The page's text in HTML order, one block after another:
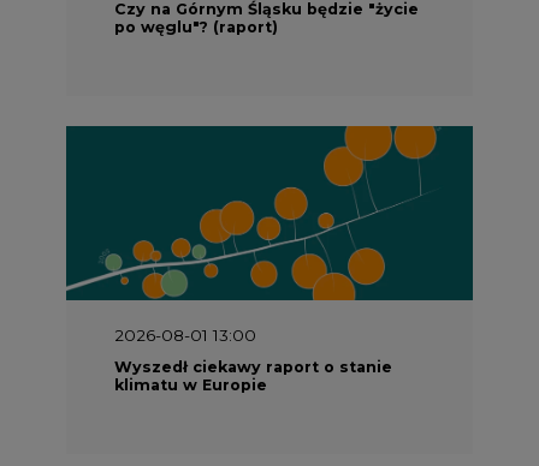
Czy na Górnym Śląsku będzie "życie
po węglu"? (raport)
2026-08-01 13:00
Wyszedł ciekawy raport o stanie
klimatu w Europie